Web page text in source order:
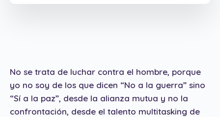
No se trata de luchar contra el hombre, porque
yo no soy de los que dicen “No a la guerra” sino
“Sí a la paz”, desde la alianza mutua y no la
confrontación, desde el talento multitasking de